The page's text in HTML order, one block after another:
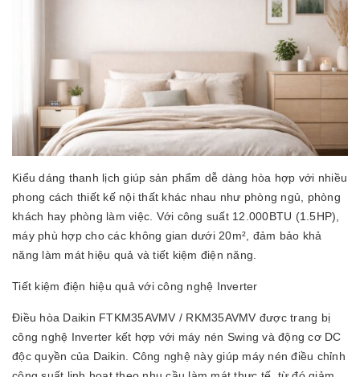
Kiểu dáng thanh lịch giúp sản phẩm dễ dàng hòa hợp với nhiều
phong cách thiết kế nội thất khác nhau như phòng ngủ, phòng
khách hay phòng làm việc. Với công suất 12.000BTU (1.5HP),
máy phù hợp cho các không gian dưới 20m², đảm bảo khả
năng làm mát hiệu quả và tiết kiệm điện năng.
Tiết kiệm điện hiệu quả với công nghệ Inverter
Điều hòa Daikin FTKM35AVMV / RKM35AVMV được trang bị
công nghệ Inverter kết hợp với máy nén Swing và động cơ DC
độc quyền của Daikin. Công nghệ này giúp máy nén điều chỉnh